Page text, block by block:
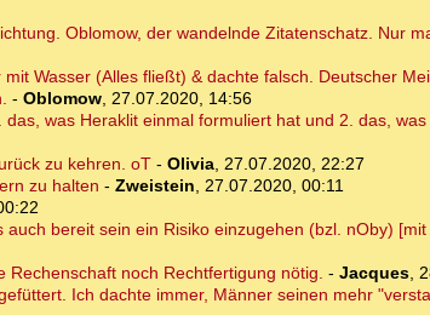
Oblomow, der wandelnde Zitatenschatz. Nur
Wasser (Alles fließt) & dachte falsch. Deutscher
- Oblomow, 27.07.2020, 14:56
was Heraklit einmal formuliert hat und 2. das,
zu kehren. oT- Olivia, 27.07.2020, 22:27
zu halten - Zweistein, 27.07.2020, 00:11
bereit sein ein Risiko einzugehen (bzl. nOby)
noch Rechtfertigung nötig. - Jacques,
Ich dachte immer, Männer seinen mehr